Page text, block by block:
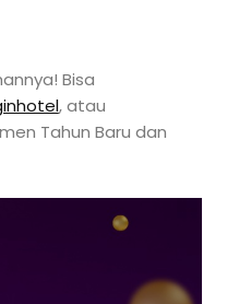
Bisa
, atau
Tahun Baru dan